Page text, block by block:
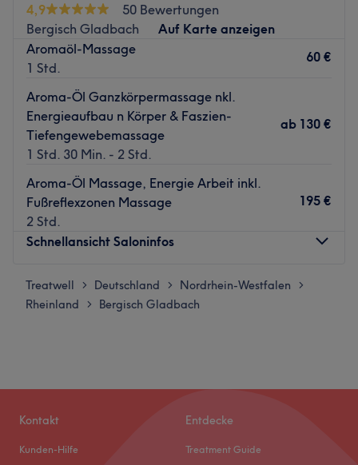
4,9
50 Bewertungen
Bergisch Gladbach
Auf Karte anzeigen
Aromaöl-Massage
1 Std.
60 €
Aroma-Öl Ganzkörpermassage nkl.
Energieaufbau n Körper & Faszien-
Tiefengewebemassage
1 Std. 30 Min. - 2 Std.
ab 130 €
Aroma-Öl Massage, Energie Arbeit inkl.
Fußreflexzonen Massage
2 Std.
195 €
Schnellansicht Saloninfos
Montag
Geschlossen
Dienstag
Treatwell > Deutschland > Nordrhein-Westfalen >
Rheinland > Bergisch Gladbach
Kontakt
Kunden-Hilfe
Entdecke
Treatment Guide